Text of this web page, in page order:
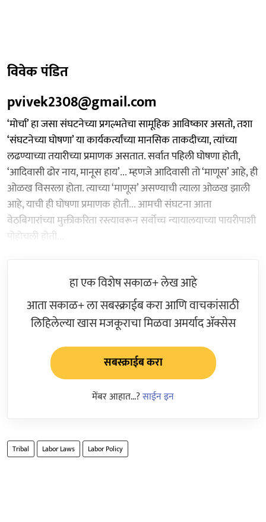
विवेक पंडित
pvivek2308@gmail.com
‘मोर्चा’ हा जसा संघटनेच्या प्रगल्भतेचा सामूहिक आविष्कार असतो, तशा
‘संघटनेच्या घोषणा’ या कार्यकर्त्यांच्या मानसिक ताकदीच्या, त्यांच्या
लढण्याच्या तयारीच्या प्रमाणक असतात. सर्वात पहिली घोषणा होती,
‘आदिवासी ढोर नाय, मानूस हाय’... म्हणजे आदिवासी तो ‘माणूस’ आहे, ही
ओळख विसरला होता. त्याच्या ‘माणूस’ असण्याची त्याला ओळख झाली
आहे, याची ही घोषणा प्रमाणक होती... आमची संघटना आता
वेठबिगारांच्या मुक्तीकरिता रस्त्यावरून सर्वोच्च न्यायालयाच्या पायरीपाशी
पोहोचली होती...
हा एक विशेष सकाळ+ लेख आहे
आता सकाळ+ ला सबस्क्राईब करा आणि वाचकांसाठी
लिहिलेल्या खास मजकूराचा मिळवा अमर्याद ॲक्सेस
सबस्क्राईब करा
मेंबर आहात...?साईन इन
Tribal Labor Laws Labor Policy